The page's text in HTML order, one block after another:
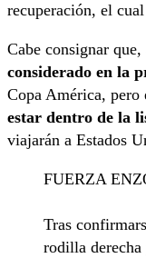
recuperación, el
Cabe consignar
considerado en la
Copa América, pero
estar dentro de la
viajarán a Estados
FUERZA
Tras
rodilla